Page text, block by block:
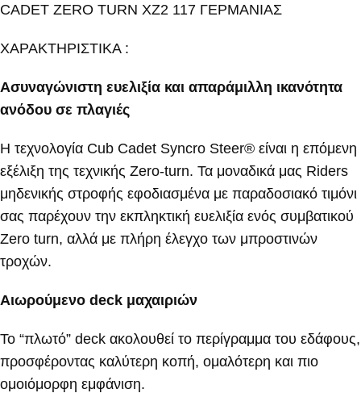
CADET ZERO TURN XZ2 117 ΓΕΡΜΑΝΙΑΣ
ΧΑΡΑΚΤΗΡΙΣΤΙΚΑ :
Ασυναγώνιστη ευελιξία και απαράμιλλη ικανότητα
ανόδου σε πλαγιές
Η τεχνολογία Cub Cadet Syncro Steer® είναι η επόμενη
εξέλιξη της τεχνικής Zero-turn. Τα μοναδικά μας Riders
μηδενικής στροφής εφοδιασμένα με παραδοσιακό τιμόνι
σας παρέχουν την εκπληκτική ευελιξία ενός συμβατικού
Zero turn, αλλά με πλήρη έλεγχο των μπροστινών
τροχών.
Αιωρούμενο deck μαχαιριών
Το “πλωτό” deck ακολουθεί το περίγραμμα του εδάφους,
προσφέροντας καλύτερη κοπή, ομαλότερη και πιο
ομοιόμορφη εμφάνιση.